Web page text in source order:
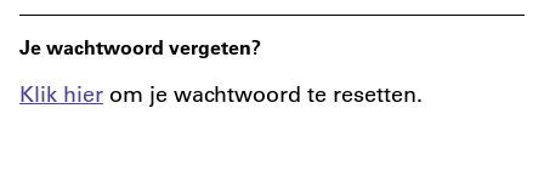
Je wachtwoord vergeten?
Klik hier om je wachtwoord te resetten.